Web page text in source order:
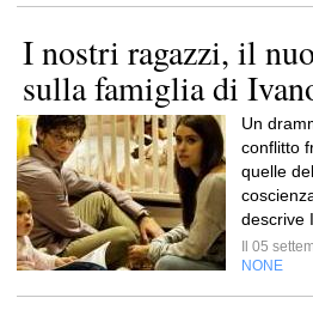
I nostri ragazzi, il
sulla famiglia di
Un
conflitto
quelle
descrive
Il 05
NONE